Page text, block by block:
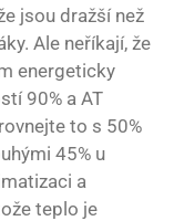
jsou dražší než
Ale neříkají, že
energeticky
90% a AT
to s 50%
45% u
a
teplo je